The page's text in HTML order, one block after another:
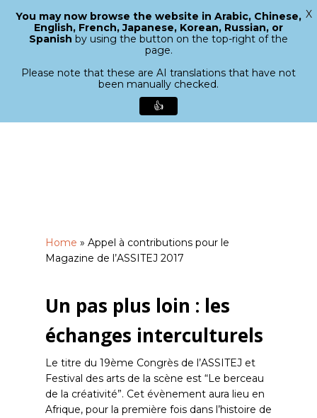
search
Menu
Home » Appel à contributions pour le
Magazine de l’ASSITEJ 2017
Un pas plus loin : les
échanges interculturels
Le titre du 19ème Congrès de l’ASSITEJ et
Festival des arts de la scène est “Le berceau
de la créativité”. Cet évènement aura lieu en
Afrique, pour la première fois dans l’histoire de
Close
You may now browse the website in Arabic, Chinese,
English, French, Japanese, Korean, Russian, or
Spanish by using the button on the top-right of the
page.
Please note that these are AI translations that have not
been manually checked.
👍
X